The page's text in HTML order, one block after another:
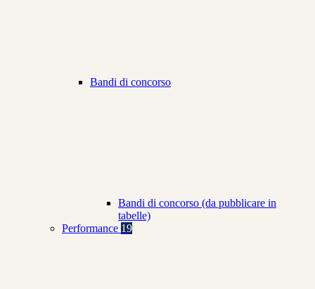
Bandi di concorso
Bandi di concorso (da pubblicare in
tabelle)
Performance 19